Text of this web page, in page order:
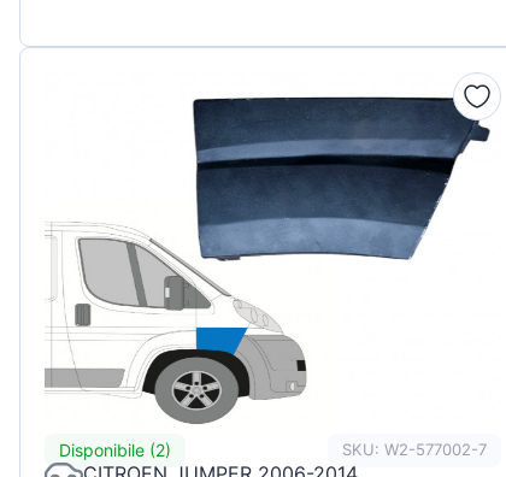
Disponibile (2) SKU: W2-577002-7